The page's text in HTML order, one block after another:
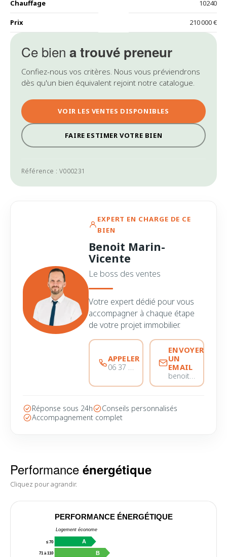
Ce bien a trouvé preneur
Confiez-nous vos critères. Nous vous préviendrons
dès qu'un bien équivalent rejoint notre catalogue.
VOIR LES VENTES DISPONIBLES
FAIRE ESTIMER VOTRE BIEN
Référence : V000231
Chauffage 10240
Prix 210 000 €
EXPERT EN CHARGE DE CE
BIEN
Benoit Marin-
Vicente
Le boss des ventes
Votre expert dédié pour vous
accompagner à chaque étape
de votre projet immobilier.
APPELER
06 37 56 68 51
ENVOYER
UN
EMAIL
benoitmarinvicente@immobiliere-pujol.fr
Réponse sous 24h
Conseils personnalisés
Accompagnement complet
Performance énergétique
Cliquez pour agrandir.
PERFORMANCE ÉNERGÉTIQUE
Logement économe
≤ 70 A
71 à 110 B